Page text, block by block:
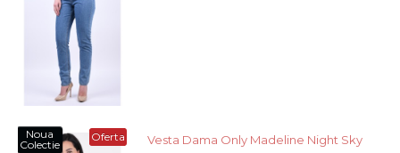
Oferta
Noua
Colectie
Vesta Dama Only Madeline Night Sky